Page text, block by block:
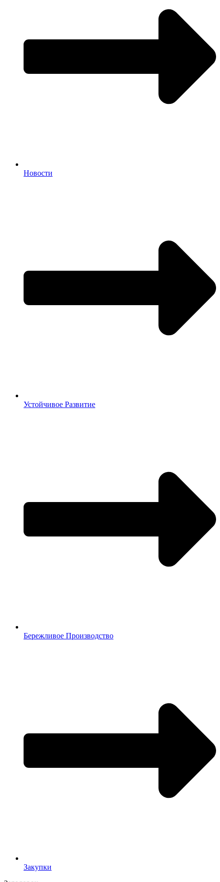
Новости
Устойчивое Развитие
Бережливое Производство
Закупки